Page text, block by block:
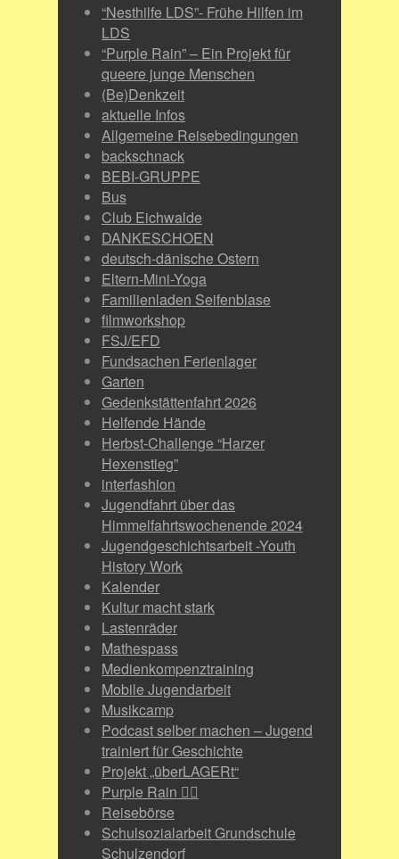
“Nesthilfe LDS”- Frühe Hilfen im
LDS
“Purple Rain” – Ein Projekt für
queere junge Menschen
(Be)Denkzeit
aktuelle Infos
Allgemeine Reisebedingungen
backschnack
BEBI-GRUPPE
Bus
Club Eichwalde
DANKESCHOEN
deutsch-dänische Ostern
Eltern-Mini-Yoga
Familienladen Seifenblase
filmworkshop
FSJ/EFD
Fundsachen Ferienlager
Garten
Gedenkstättenfahrt 2026
Helfende Hände
Herbst-Challenge “Harzer
Hexenstieg”
interfashion
Jugendfahrt über das
Himmelfahrtswochenende 2024
Jugendgeschichtsarbeit -Youth
History Work
Kalender
Kultur macht stark
Lastenräder
Mathespass
Medienkompenztraining
Mobile Jugendarbeit
Musikcamp
Podcast selber machen – Jugend
trainiert für Geschichte
Projekt „überLAGERt“
Purple Rain 🏳️‍🌈
Reisebörse
Schulsozialarbeit Grundschule
Schulzendorf